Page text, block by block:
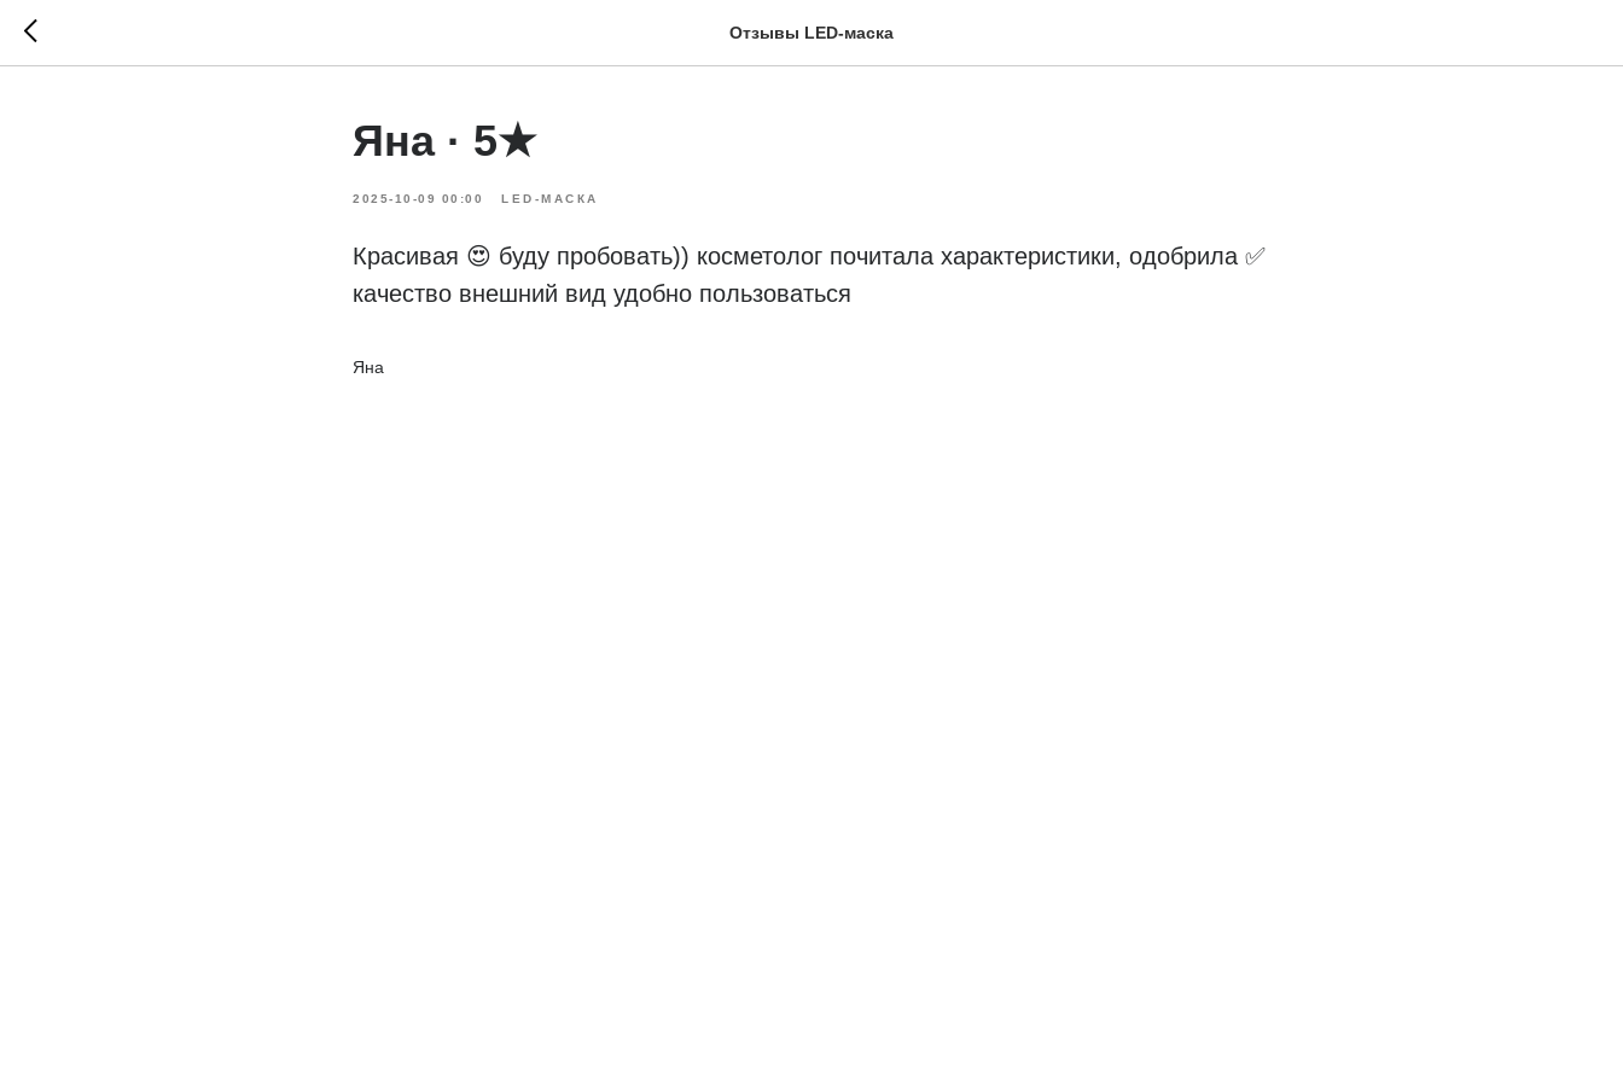
Отзывы LED-маска
Яна · 5★
2025-10-09 00:00 LED-МАСКА
Красивая 😍 буду пробовать)) косметолог почитала характеристики, одобрила ✅
качество внешний вид удобно пользоваться
Яна